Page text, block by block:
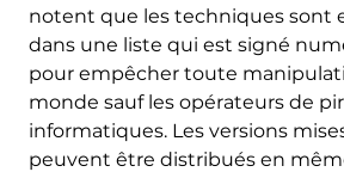
notent que les techniques sont
dans une liste qui est signé
pour empêcher toute
monde sauf les opérateurs de
informatiques. Les versions
peuvent être distribués en